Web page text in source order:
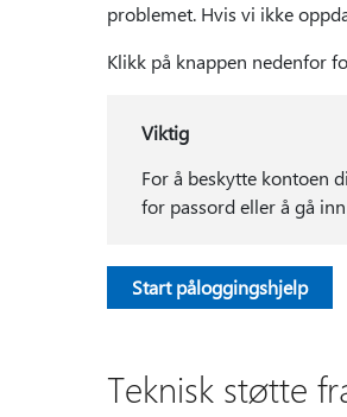
problemet. Hvis vi ikke
Klikk på knappen nedenfor
Viktig
For å beskytte kontoen
for passord eller å gå
Start påloggingshjelp
Teknisk støtte